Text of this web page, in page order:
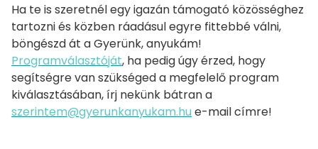
Ha te is szeretnél egy igazán támogató közösséghez
tartozni és közben ráadásul egyre fittebbé válni,
böngészd át a Gyerünk, anyukám!
Programválasztóját, ha pedig úgy érzed, hogy
segítségre van szükséged a megfelelő program
kiválasztásában, írj nekünk bátran a
szerintem@gyerunkanyukam.hu e-mail címre!